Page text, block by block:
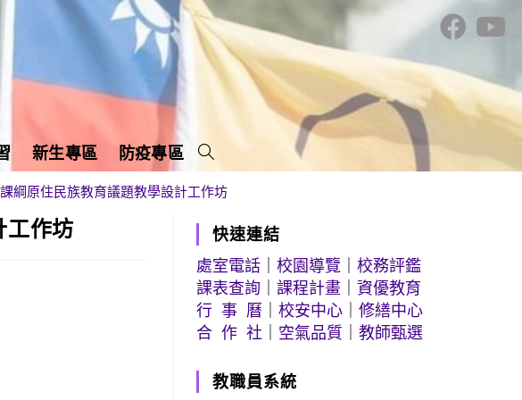
新生專區 防疫專區
綱原住民族教育議題教學設計工作坊
工作坊
快速連結
處室電話 ｜校園導覽 ｜校務評鑑
課表查詢 ｜課程計畫 ｜資優教育
行 事 曆 ｜校安中心 ｜修繕中心
合 作 社
空氣品質 ｜教師甄選
教職員系統